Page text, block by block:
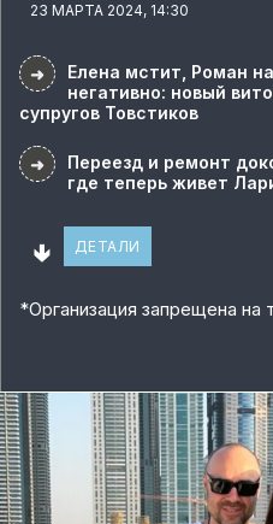
23 МАРТА 2024, 14:30
➜
Елена мстит, Роман
негативно: новый
супругов Товстиков
➜
Переезд и ремонт
где теперь живет
🢃 ДЕТАЛИ
*Организация запрещена